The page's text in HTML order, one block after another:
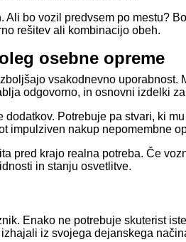
bo vozil predvsem po mestu?
rešitev ali kombinacijo obeh.
osebne opreme
vsakodnevno
odgovorno, in osnovni izdelki
Potrebuje pa stvari, ki
impulziven nakup nepomembne
pred krajo realna potreba. Če
in stanju osvetlitve.
Enako ne potrebuje skuterist
iz svojega dejanskega